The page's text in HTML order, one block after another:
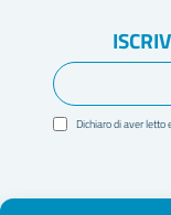
Dichiaro di aver letto